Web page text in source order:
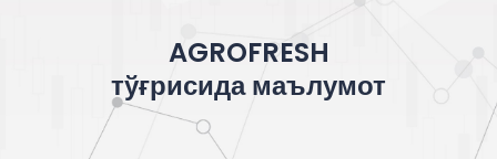
AGROFRESH
тўғрисида маълумот